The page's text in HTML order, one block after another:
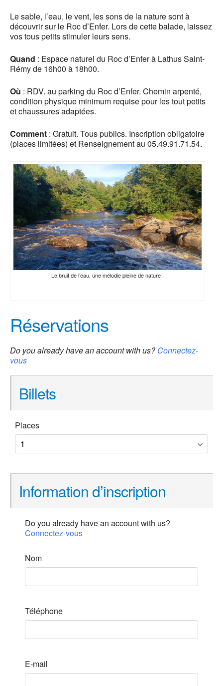
Le sable, l’eau, le vent, les sons de la nature sont à
découvrir sur le Roc d’Enfer. Lors de cette balade, laissez
vos tous petits stimuler leurs sens.
Quand : Espace naturel du Roc d’Enfer à Lathus Saint-
Rémy de 16h00 à 18h00.
Où : RDV. au parking du Roc d’Enfer. Chemin arpenté,
condition physique minimum requise pour les tout petits
et chaussures adaptées.
Comment : Gratuit. Tous publics. Inscription obligatoire
(places limitées) et Renseignement au 05.49.91.71.54.
Le bruit de l’eau, une mélodie pleine de nature !
Réservations
Do you already have an account with us?Connectez-
vous
Billets
Places
Information d’inscription
Do you already have an account with us?
Connectez-vous
Nom
Téléphone
E-mail